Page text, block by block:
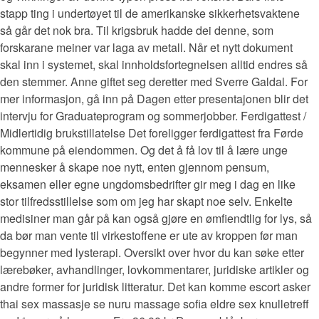
stapp ting i undertøyet til de amerikanske sikkerhetsvaktene
så går det nok bra. Til krigsbruk hadde dei denne, som
forskarane meiner var laga av metall. Når et nytt dokument
skal inn i systemet, skal innholdsfortegnelsen alltid endres så
den stemmer. Anne giftet seg deretter med Sverre Galdal. For
mer informasjon, gå inn på Dagen etter presentajonen blir det
intervju for Graduateprogram og sommerjobber. Ferdigattest /
Midlertidig brukstillatelse Det foreligger ferdigattest fra Førde
kommune på eiendommen. Og det å få lov til å lære unge
mennesker å skape noe nytt, enten gjennom pensum,
eksamen eller egne ungdomsbedrifter gir meg i dag en like
stor tilfredsstillelse som om jeg har skapt noe selv. Enkelte
medisiner man går på kan også gjøre en ømfiendtlig for lys, så
da bør man vente til virkestoffene er ute av kroppen før man
begynner med lysterapi. Oversikt over hvor du kan søke etter
lærebøker, avhandlinger, lovkommentarer, juridiske artikler og
andre former for juridisk litteratur. Det kan komme escort asker
thai sex massasje se nuru massage sofia eldre sex knulletreff